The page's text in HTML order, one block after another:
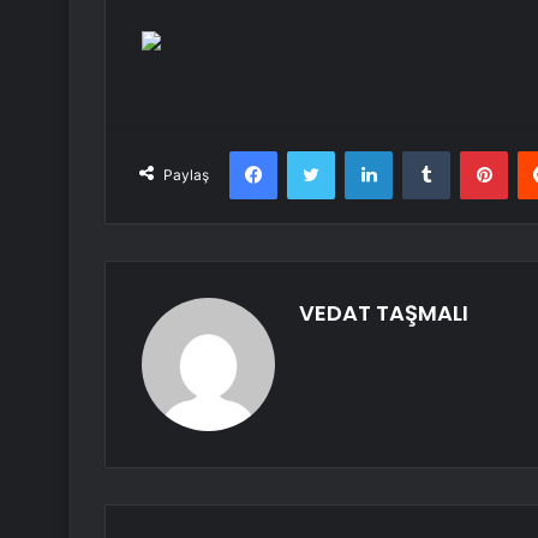
Paylaş
FacebookTwitter LinkedInTumblr
VEDAT TAŞMALI